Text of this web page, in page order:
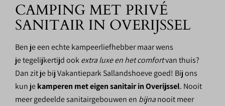
CAMPING MET PRIVÉ
SANITAIR IN OVERIJSSEL
Ben je een echte kampeerliefhebber maar wens
je tegelijkertijd ookextra luxe en het comfortvan thuis?
Dan zit je bij Vakantiepark Sallandshoeve goed! Bij ons
kun jekamperen met eigen sanitairin Overijssel. Nooit
meer gedeelde sanitairgebouwen en bijnanooit meer